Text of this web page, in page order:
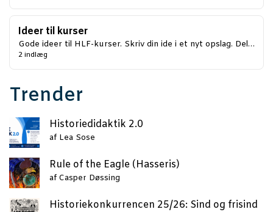
Ideer til kurser
Gode ideer til HLF-kurser. Skriv din ide i et nyt opslag. Del…
2 indlæg
Trender
Histo­ri­e­di­dak­tik 2.0
af Lea Sose
Rule of the Eag­le (Has­se­ris)
af Casper Døssing
Histo­rie­kon­kur­ren­cen 25/26: Sind og frisind